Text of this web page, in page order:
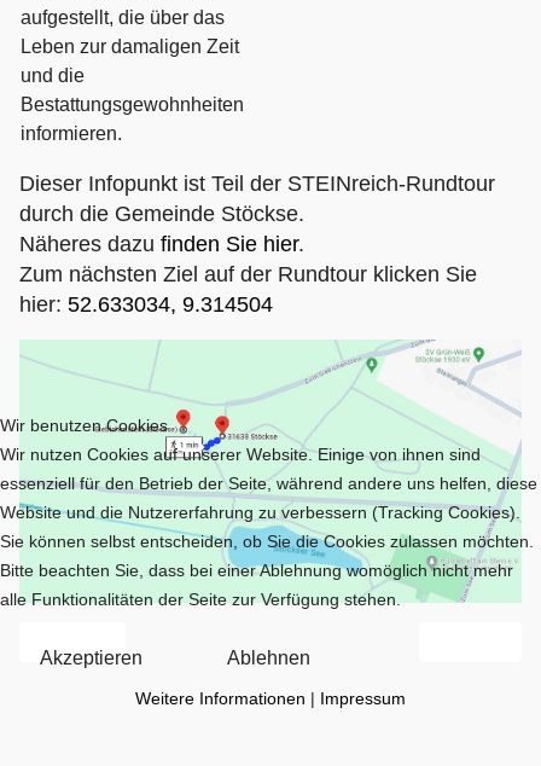
aufgestellt, die über das
Leben zur damaligen Zeit
und die
Bestattungsgewohnheiten
informieren.
Dieser Infopunkt ist Teil der STEINreich-Rundtour
durch die Gemeinde Stöckse.
Näheres dazufinden Sie hier.
Zum nächsten Ziel auf der Rundtour klicken Sie
hier: 52.633034, 9.314504
Wir benutzen Cookies
Wir nutzen Cookies auf unserer Website. Einige von ihnen sind
essenziell für den Betrieb der Seite, während andere uns helfen, diese
Website und die Nutzererfahrung zu verbessern (Tracking Cookies).
Sie können selbst entscheiden, ob Sie die Cookies zulassen möchten.
Bitte beachten Sie, dass bei einer Ablehnung womöglich nicht mehr
alle Funktionalitäten der Seite zur Verfügung stehen.
Akzeptieren Ablehnen
Weitere Informationen | Impressum